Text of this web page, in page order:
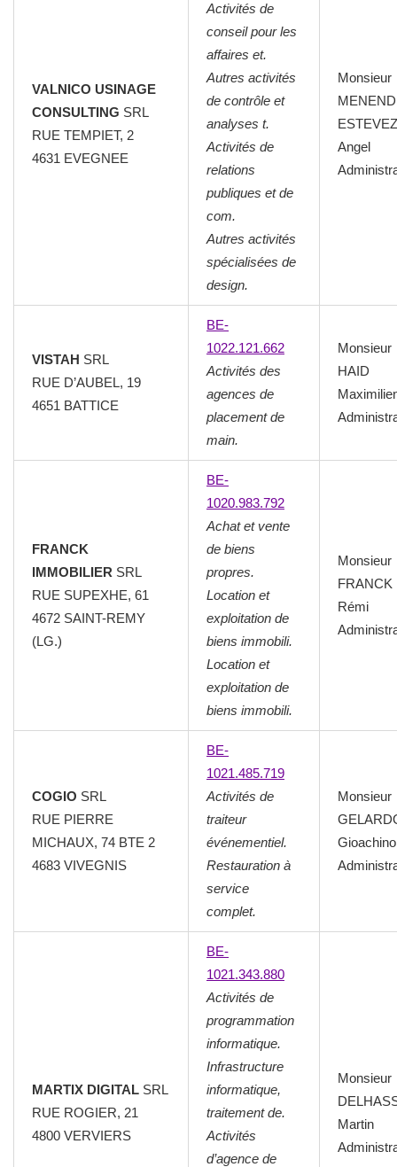
VALNICO USINAGE
CONSULTING SRL
RUE TEMPIET, 2
4631 EVEGNEE
Activités de
conseil pour les
affaires et.
Autres activités
de contrôle et
analyses t.
Activités de
relations
publiques et de
com.
Autres activités
spécialisées de
design.
Monsieur
ESTEVEZ
Angel
VISTAH SRL
RUE D’AUBEL, 19
4651 BATTICE
BE-
1022.121.662
Activités des
agences de
placement de
main.
Monsieur
HAID
FRANCK
IMMOBILIER SRL
RUE SUPEXHE, 61
4672 SAINT-REMY
(LG.)
BE-
1020.983.792
Achat et vente
de biens
propres.
Location et
exploitation de
biens immobili.
Location et
exploitation de
biens immobili.
Monsieur
FRANCK
Rémi
COGIO SRL
RUE PIERRE
MICHAUX, 74 BTE 2
4683 VIVEGNIS
BE-
1021.485.719
Activités de
traiteur
événementiel.
Restauration à
service
complet.
Monsieur
Gioachino
MARTIX DIGITAL SRL
RUE ROGIER, 21
4800 VERVIERS
BE-
1021.343.880
Activités de
programmation
informatique.
Infrastructure
informatique,
traitement de.
Activités
d’agence de
Monsieur
Martin